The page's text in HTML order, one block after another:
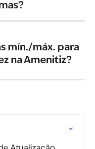
mín./máx. para
na Amenitiz?